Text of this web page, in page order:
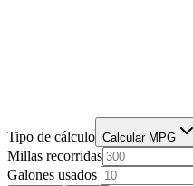
Tipo de cálculo Calcular MPG
Millas recorridas
Galones usados ​​